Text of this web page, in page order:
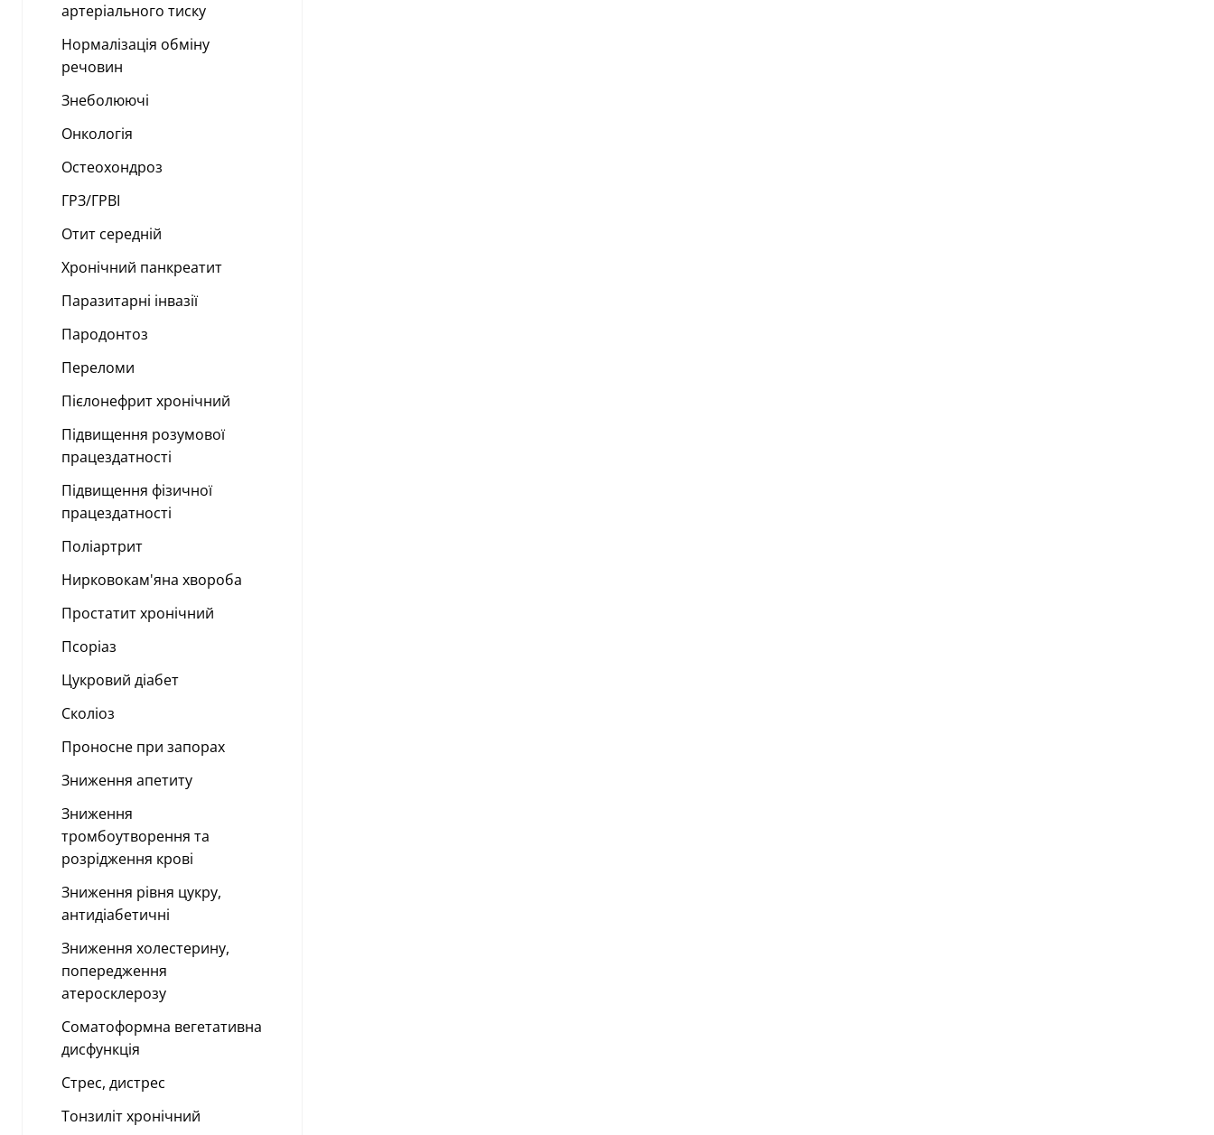
артеріального тиску
Нормалізація обміну
речовин
Знеболюючі
Онкологія
Остеохондроз
ГРЗ/ГРВІ
Отит середній
Хронічний панкреатит
Паразитарні інвазії
Пародонтоз
Переломи
Пієлонефрит хронічний
Підвищення розумової
працездатності
Підвищення фізичної
працездатності
Поліартрит
Нирковокам'яна хвороба
Простатит хронічний
Псоріаз
Цукровий діабет
Сколіоз
Проносне при запорах
Зниження апетиту
Зниження
тромбоутворення та
розрідження крові
Зниження рівня цукру,
антидіабетичні
Зниження холестерину,
попередження
атеросклерозу
Соматоформна вегетативна
дисфункція
Стрес, дистрес
Тонзиліт хронічний